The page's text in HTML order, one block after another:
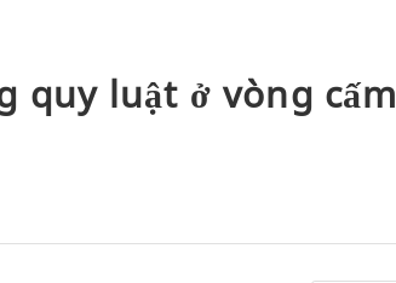
quy luật ở vòng cấm